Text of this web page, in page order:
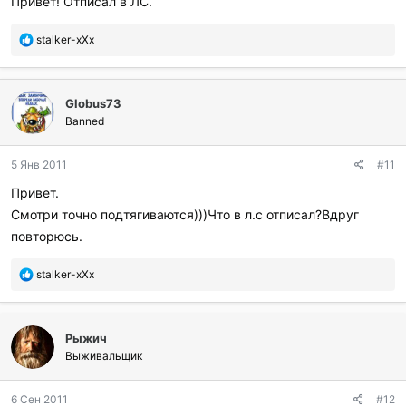
и
и
П
б
а
г
о
а
и
л
и
stalker-xXx
Globus73
Banned
5 Янв 2011 #11
Привет.
Смотри точно подтягиваются)))Что в л.с отписал?Вдруг
повторюсь.
П
б
л
а
г
о
stalker-xXx
Рыжич
Выживальщик
6 Сен 2011 #12